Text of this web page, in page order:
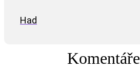
Had
Komentáře